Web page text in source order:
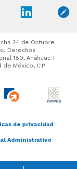
de privacidad
Administrativo
24 de Octubre
Derechos
180, Anáhuac I
México, C.P.